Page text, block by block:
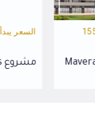
السعر يبدأ من : $
مشروع Luxera Towers